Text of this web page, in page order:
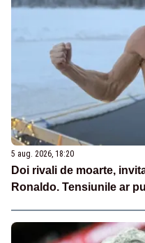
5 aug. 2026, 18:20
Doi rivali de moarte,
Ronaldo. Tensiunile ar